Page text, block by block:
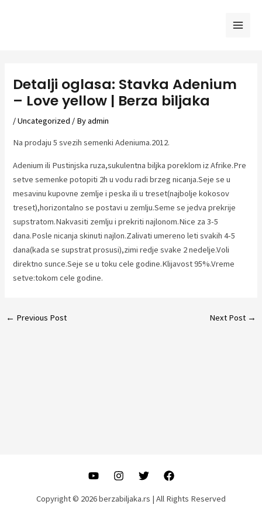
Detalji oglasa: Stavka Adenium
– Love yellow | Berza biljaka
/Uncategorized / Byadmin
Na prodaju 5 svezih semenki Adeniuma.2012.
Adenium ili Pustinjska ruza,sukulentna biljka poreklom iz Afrike.Pre
setve semenke potopiti 2h u vodu radi brzeg nicanja.Seje se u
mesavinu kupovne zemlje i peska ili u treset(najbolje kokosov
treset),horizontalno se postavi u zemlju.Seme se jedva prekrije
supstratom.Nakvasiti zemlju i prekriti najlonom.Nice za 3-5
dana.Posle nicanja skinuti najlon.Zalivati umereno leti svakih 4-5
dana(kada se supstrat prosusi),zimi redje svake 2 nedelje.Voli
direktno sunce.Seje se u toku cele godine.Klijavost 95%.Vreme
setve:tokom cele godine.
Post
← Previous Post Next Post →
Copyright © 2026 berzabiljaka.rs | All Rights Reserved